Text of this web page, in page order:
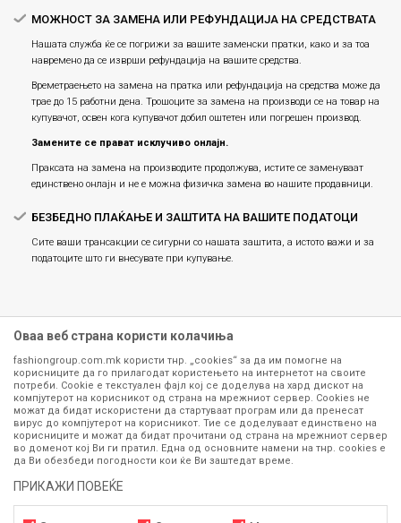
МОЖНОСТ ЗА ЗАМЕНА ИЛИ РЕФУНДАЦИЈА НА СРЕДСТВАТА
Нашата служба ќе се погрижи за вашите заменски пратки, како и за тоа
навремено да се изврши рефундација на вашите средства.
Времетраењето на замена на пратка или рефундацијa на средства може да
трае до 15 работни дена. Трошоците за замена на производи се на товар на
купувачот, освен кога купувачот добил оштетен или погрешен производ.
Замените се прават исклучиво онлајн.
Праксата на замена на производите продолжува, истите се заменуваат
единствено онлајн и не е можна физичка замена во нашите продавници.
БЕЗБЕДНО ПЛАЌАЊЕ И ЗАШТИТА НА ВАШИТЕ ПОДАТОЦИ
Сите ваши трансакции се сигурни со нашата заштита, а истото важи и за
податоците што ги внесувате при купување.
Сите информации околу производите кои се изложени на нашата
онлајн продавница се стремиме да бидат конкретни, точни и прецизни,
меѓутоа не можеме да гарантираме дека се без ниту една грешка или
пак дека сите производи во моментот се достапни на залиха.
Фотографиите се најверодостојниот приказ на производот. Доколку
Оваа веб страна користи колачиња
fashiongroup.com.mk користи тнр. „cookies“ за да им помогне на
корисниците да го прилагодат користењето на интернетот на своите
потреби. Cookie е текстуален фајл кој се доделува на хард дискот на
компјутерот на корисникот од страна на мрежниот сервер. Cookies не
можат да бидат искористени да стартуваат програм или да пренесат
вирус до компјутерот на корисникот. Тие се доделуваат единствено на
корисниците и можат да бидат прочитани од страна на мрежниот сервер
во доменот кој Ви ги пратил. Една од основните намени на тнр. сookies е
да Ви обезбеди погодности кои ќе Ви заштедат време.
ПРИКАЖИ ПОВЕЌЕ